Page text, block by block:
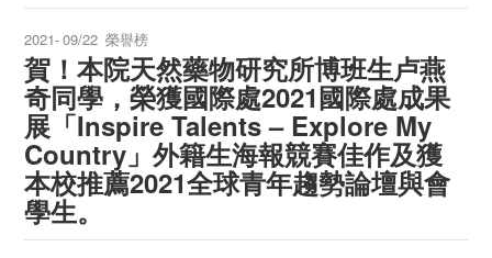
2021-09/22 榮譽榜
賀！本院天然藥物研究所博班生卢燕
奇同學，榮獲國際處2021國際處成果
展「Inspire Talents – Explore My
Country」外籍生海報競賽佳作及獲
本校推薦2021全球青年趨勢論壇與會
學生。